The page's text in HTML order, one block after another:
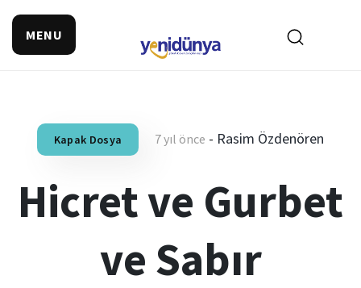
MENU
Kapak Dosya 7 yıl önce - Rasim Özdenören
Hicret ve Gurbet
ve Sabır